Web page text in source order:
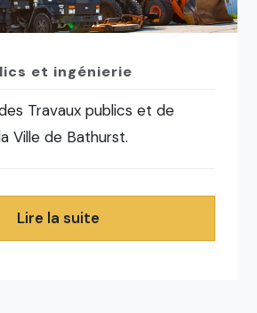
et ingénierie
Travaux publics et de
Ville de Bathurst.
Lire la suite